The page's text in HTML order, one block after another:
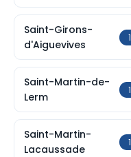
Saint-Girons-
d'Aiguevives
1
Saint-Martin-de-
Lerm
1
Saint-Martin-
Lacaussade
1